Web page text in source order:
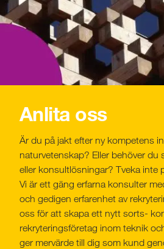
Anlita oss
Är du på jakt efter ny kompetens
naturvetenskap? Eller behöver du
eller konsultlösningar? Tveka inte
Vi är ett gäng erfarna konsulter
och gedigen erfarenhet av
oss för att skapa ett nytt sorts-
rekryteringsföretag inom teknik
ger mervärde till dig som kund